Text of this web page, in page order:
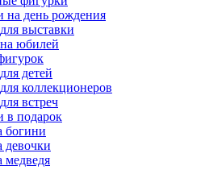
на день рождения
выставки
юбилей
детей
коллекционеров
встреч
в подарок
богини
девочки
медведя